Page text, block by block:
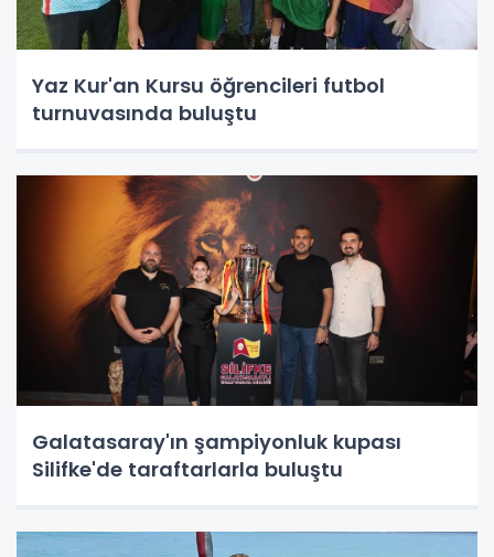
Yaz Kur'an Kursu öğrencileri futbol
turnuvasında buluştu
Galatasaray'ın şampiyonluk kupası
Silifke'de taraftarlarla buluştu